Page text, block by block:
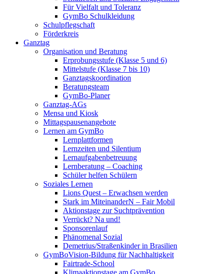
Für Vielfalt und Toleranz
GymBo Schulkleidung
Schulpflegschaft
Förderkreis
Ganztag
Organisation und Beratung
Erprobungsstufe (Klasse 5 und 6)
Mittelstufe (Klasse 7 bis 10)
Ganztagskoordination
Beratungsteam
GymBo-Planer
Ganztag-AGs
Mensa und Kiosk
Mittagspausenangebote
Lernen am GymBo
Lernplattformen
Lernzeiten und Silentium
Lernaufgabenbetreuung
Lernberatung – Coaching
Schüler helfen Schülern
Soziales Lernen
Lions Quest – Erwachsen werden
Stark im MiteinanderN – Fair Mobil
Aktionstage zur Suchtprävention
Verrückt? Na und!
Sponsorenlauf
Phänomenal Sozial
Demetrius/Straßenkinder in Brasilien
GymBoVision-Bildung für Nachhaltigkeit
Fairtrade-School
Klimaaktionstage am GymBo